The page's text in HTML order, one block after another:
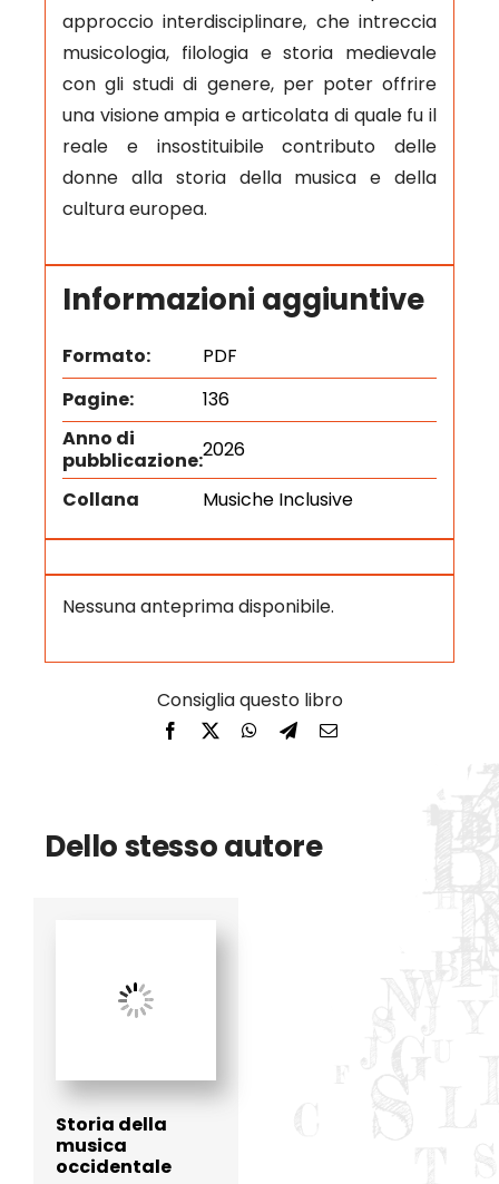
approccio interdisciplinare, che intreccia
musicologia, filologia e storia medievale
con gli studi di genere, per poter offrire
una visione ampia e articolata di quale fu il
reale e insostituibile contributo delle
donne alla storia della musica e della
cultura europea.
Informazioni aggiuntive
Formato:
PDF
Pagine:
136
Anno di
pubblicazione:2026
Collana
Musiche Inclusive
Nessuna anteprima disponibile.
Dello stesso autore
Storia della
musica
occidentale